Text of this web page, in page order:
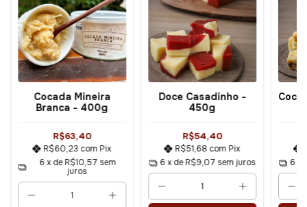
Cocada Mineira
Branca - 400g
R$63,40
R$60,23 com Pix
6x deR$10,57 sem
juros
Doce Casadinho -
450g
R$54,40
R$51,68 com Pix
6 x deR$9,07 sem juros
6